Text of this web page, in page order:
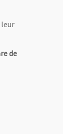
leur
de